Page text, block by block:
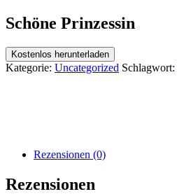
Schöne Prinzessin
Kostenlos herunterladen
Kategorie: Uncategorized Schlagwort:
Rezensionen (0)
Rezensionen